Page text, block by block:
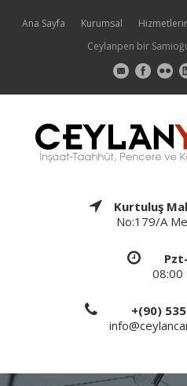
Ana Sayfa Kurumsal
Ceylanpen bir
Kurtuluş
No:179/A
08:00
+(90)